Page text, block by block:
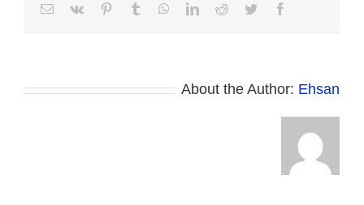
Facebook
Twitter
Reddit
LinkedIn
WhatsApp
Tumblr
Pinterest
Vk
پست
About the Author: Ehsan